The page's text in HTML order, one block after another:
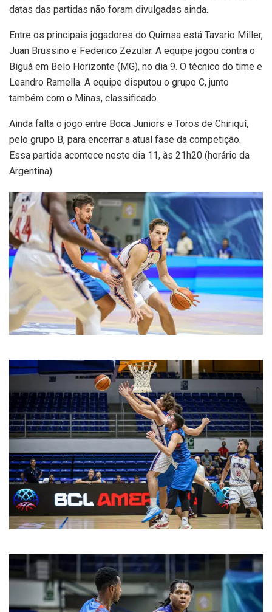
datas das partidas não foram divulgadas ainda.
Entre os principais jogadores do Quimsa está Tavario Miller,
Juan Brussino e Federico Zezular. A equipe jogou contra o
Biguá em Belo Horizonte (MG), no dia 9. O técnico do time e
Leandro Ramella. A equipe disputou o grupo C, junto
também com o Minas, classificado.
Ainda falta o jogo entre Boca Juniors e Toros de Chiriquí,
pelo grupo B, para encerrar a atual fase da competição.
Essa partida acontece neste dia 11, às 21h20 (horário da
Argentina).